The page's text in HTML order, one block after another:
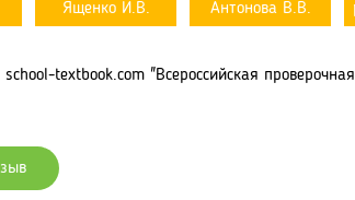
Ященко И.В.
Антонова В.В.
textbook.com "Всероссийская